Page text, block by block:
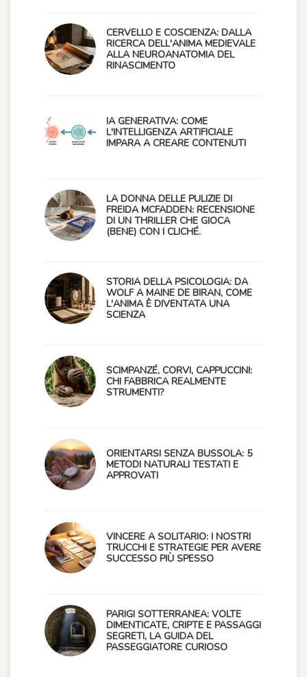
CERVELLO E COSCIENZA: DALLA
RICERCA DELL'ANIMA MEDIEVALE
ALLA NEUROANATOMIA DEL
RINASCIMENTO
IA GENERATIVA: COME
L'INTELLIGENZA ARTIFICIALE
IMPARA A CREARE CONTENUTI
LA DONNA DELLE PULIZIE DI
FREIDA MCFADDEN: RECENSIONE
DI UN THRILLER CHE GIOCA
(BENE) CON I CLICHÉ.
STORIA DELLA PSICOLOGIA: DA
WOLF A MAINE DE BIRAN, COME
L'ANIMA È DIVENTATA UNA
SCIENZA
SCIMPANZÉ, CORVI, CAPPUCCINI:
CHI FABBRICA REALMENTE
STRUMENTI?
ORIENTARSI SENZA BUSSOLA: 5
METODI NATURALI TESTATI E
APPROVATI
VINCERE A SOLITARIO: I NOSTRI
TRUCCHI E STRATEGIE PER AVERE
SUCCESSO PIÙ SPESSO
PARIGI SOTTERRANEA: VOLTE
DIMENTICATE, CRIPTE E PASSAGGI
SEGRETI, LA GUIDA DEL
PASSEGGIATORE CURIOSO